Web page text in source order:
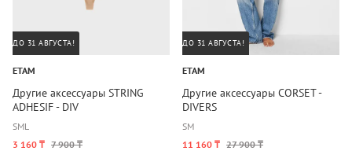
ДО 31 АВГУСТА!
ETAM
Другие аксессуары STRING
ADHESIF - DIV
SML
3 160 ₸ 7 900 ₸
ДО 31 АВГУСТА!
ETAM
Другие аксессуары CORSET -
DIVERS
SM
11 160 ₸ 27 900 ₸